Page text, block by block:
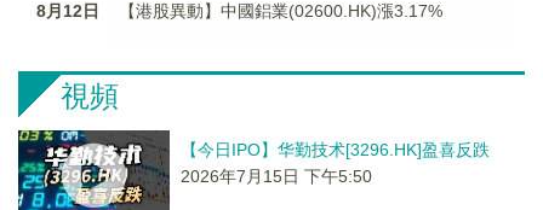
8月12日 【港股異動】中國鋁業(02600.HK)漲3.17%
視頻
【今日IPO】华勤技术[3296.HK]盈喜反跌
2026年7月15日 下午5:50